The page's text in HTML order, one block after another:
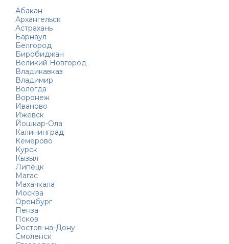
Абакан
Архангельск
Астрахань
Барнаул
Белгород
Биробиджан
Великий Новгород
Владикавказ
Владимир
Вологда
Воронеж
Иваново
Ижевск
Йошкар-Ола
Калининград
Кемерово
Курск
Кызыл
Липецк
Магас
Махачкала
Москва
Оренбург
Пенза
Псков
Ростов-на-Дону
Смоленск